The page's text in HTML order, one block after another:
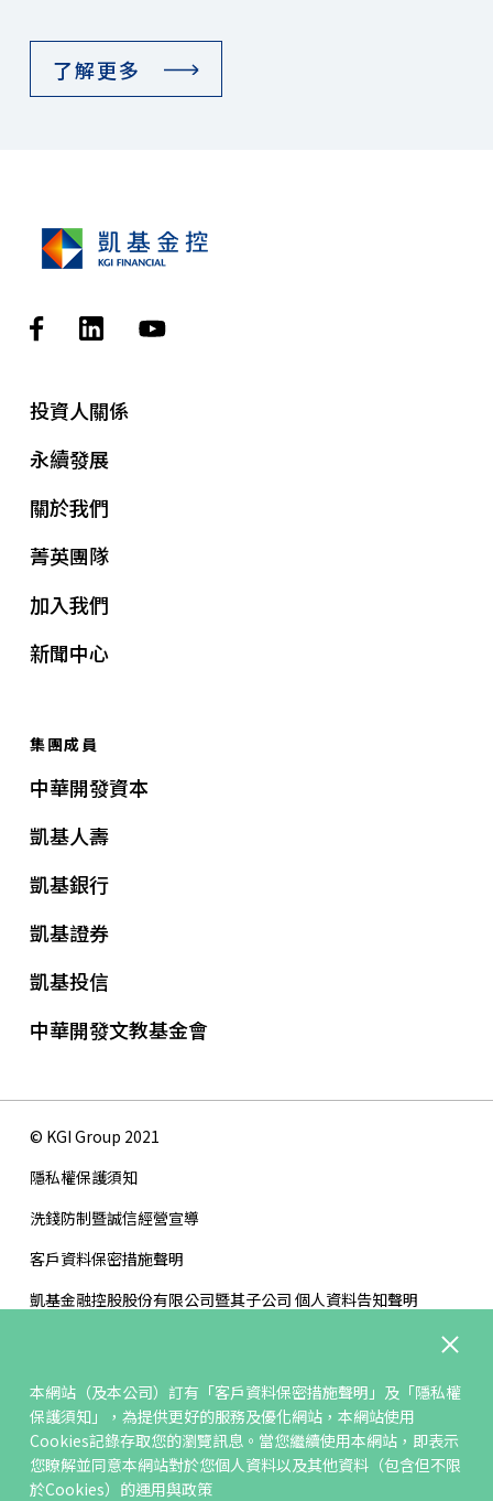
了解更多
本網站（及本公司）訂有「客戶資料保密措施聲明」及「隱私權
保護須知」，為提供更好的服務及優化網站，本網站使用
Cookies記錄存取您的瀏覽訊息。當您繼續使用本網站，即表示
您瞭解並同意本網站對於您個人資料以及其他資料（包含但不限
於Cookies）的運用與政策
投資人關係
永續發展
關於我們
菁英團隊
加入我們
新聞中心
集團成員
中華開發資本
凱基人壽
凱基銀行
凱基證券
凱基投信
中華開發文教基金會
© KGI Group 2021
隱私權保護須知
洗錢防制暨誠信經營宣導
客戶資料保密措施聲明
凱基金融控股股份有限公司暨其子公司 個人資料告知聲明
網站地圖
聯絡我們
檢舉管道